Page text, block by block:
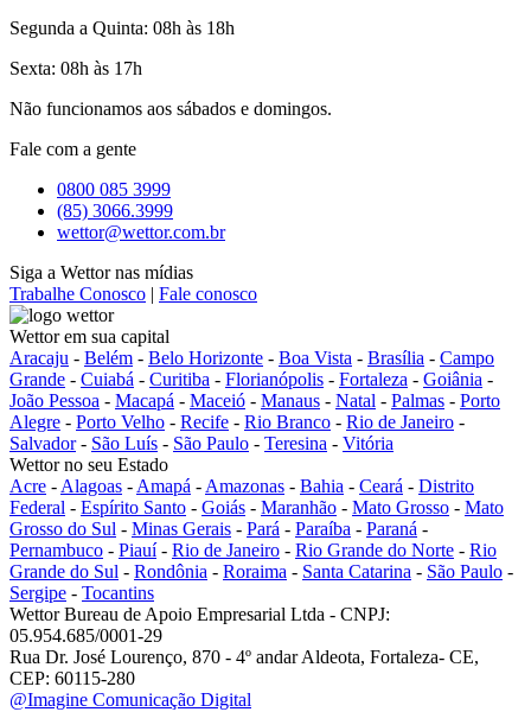
Segunda a Quinta: 08h às 18h
Sexta: 08h às 17h
Não funcionamos aos sábados e domingos.
Fale com a gente
0800 085 3999
(85) 3066.3999
wettor@wettor.com.br
Siga a Wettor nas mídias
Trabalhe Conosco | Fale conosco
Wettor em sua capital
Aracaju - Belém - Belo Horizonte - Boa Vista - Brasília - Campo
Grande - Cuiabá - Curitiba - Florianópolis - Fortaleza - Goiânia -
João Pessoa - Macapá - Maceió - Manaus - Natal - Palmas - Porto
Alegre - Porto Velho - Recife - Rio Branco - Rio de Janeiro -
Salvador- São Luís - São Paulo - Teresina - Vitória
Wettor no seu Estado
Acre - Alagoas - Amapá - Amazonas - Bahia - Ceará - Distrito
Federal - Espírito Santo - Goiás - Maranhão - Mato Grosso - Mato
Grosso do Sul - Minas Gerais - Pará - Paraíba - Paraná -
Pernambuco - Piauí- Rio de Janeiro - Rio Grande do Norte - Rio
Grande do Sul - Rondônia - Roraima - Santa Catarina - São Paulo -
Sergipe - Tocantins
Wettor Bureau de Apoio Empresarial Ltda - CNPJ:
05.954.685/0001-29
Rua Dr. José Lourenço, 870 - 4º andar Aldeota, Fortaleza- CE,
CEP: 60115-280
@Imagine Comunicação Digital